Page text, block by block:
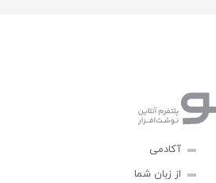
آکادمی
از زبان شما